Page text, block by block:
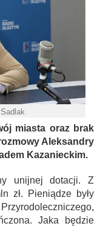
miasta oraz brak
Aleksandry
Kazanieckim.
unijnej dotacji. Z
zł. Pieniądze były
Jaka będzie